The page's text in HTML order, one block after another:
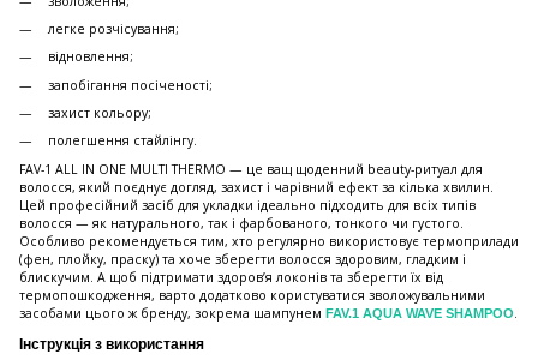
легке розчісування;
відновлення;
запобігання посіченості;
захист кольору;
полегшення стайлінгу.
FAV-1 ALL IN ONE MULTI THERMO — це ващ щоденний beauty-ритуал для
волосся, який поєднує догляд, захист і чарівний ефект за кілька хвилин.
Цей професійний засіб для укладки ідеально підходить для всіх типів
волосся — як натурального, так і фарбованого, тонкого чи густого.
Особливо рекомендується тим, хто регулярно використовує термоприлади
(фен, плойку, праску) та хоче зберегти волосся здоровим, гладким і
блискучим. А щоб підтримати здоров’я локонів та зберегти їх від
термопошкодження, варто додатково користуватися зволожувальними
засобами цього ж бренду, зокрема шампунем FAV.1 AQUA WAVE SHAMPOO.
Інструкція з використання